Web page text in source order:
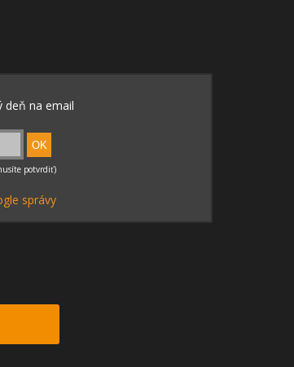
správy